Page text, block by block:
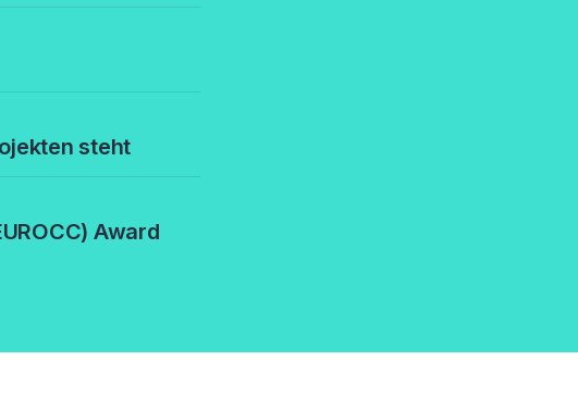
steht
Award